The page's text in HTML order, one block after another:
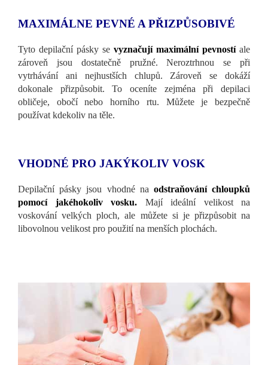
MAXIMÁLNE PEVNÉ A PŘIZPŮSOBIVÉ
Tyto depilační pásky se vyznačují maximální pevností ale
zároveň jsou dostatečně pružné. Neroztrhnou se při
vytrhávání ani nejhustších chlupů. Zároveň se dokáží
dokonale přizpůsobit. To oceníte zejména při depilaci
obličeje, obočí nebo horního rtu. Můžete je bezpečně
používat kdekoliv na těle.
VHODNÉ PRO JAKÝKOLIV VOSK
Depilační pásky jsou vhodné na odstraňování chloupků
pomocí jakéhokoliv vosku. Mají ideální velikost na
voskování velkých ploch, ale můžete si je přizpůsobit na
libovolnou velikost pro použití na menších plochách.